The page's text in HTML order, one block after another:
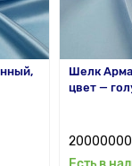
Шелк
цвет —